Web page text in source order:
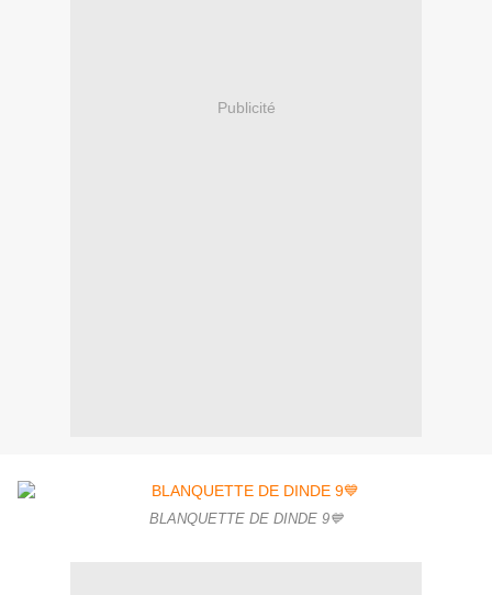
Publicité
BLANQUETTE DE DINDE 9💙